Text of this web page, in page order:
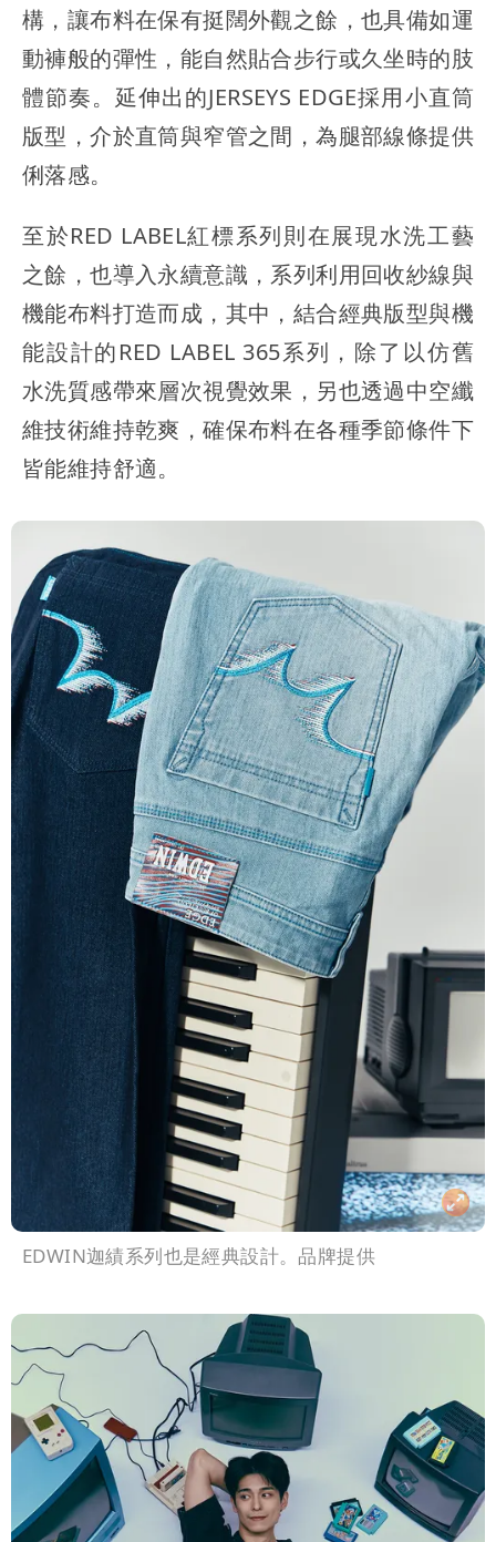
構，讓布料在保有挺闊外觀之餘，也具備如運
動褲般的彈性，能自然貼合步行或久坐時的肢
體節奏。延伸出的JERSEYS EDGE採用小直筒
版型，介於直筒與窄管之間，為腿部線條提供
俐落感。
至於RED LABEL紅標系列則在展現水洗工藝
之餘，也導入永續意識，系列利用回收紗線與
機能布料打造而成，其中，結合經典版型與機
能設計的RED LABEL 365系列，除了以仿舊
水洗質感帶來層次視覺效果，另也透過中空纖
維技術維持乾爽，確保布料在各種季節條件下
皆能維持舒適。
EDWIN迦績系列也是經典設計。品牌提供